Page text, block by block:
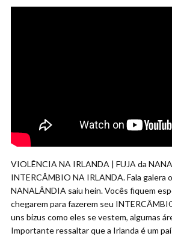
VIOLÊNCIA NA IRLANDA | FUJA da
INTERCÂMBIO NA IRLANDA. Fala galera
NANALÂNDIA saiu hein. Vocês fiquem
chegarem para fazerem seu
uns bizus como eles se vestem, algumas
Importante ressaltar que a Irlanda é um